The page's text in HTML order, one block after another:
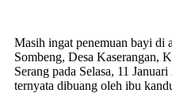
Masih ingat penemuan bayi di
Sombeng, Desa Kaserangan,
Serang pada Selasa, 11
ternyata dibuang oleh ibu